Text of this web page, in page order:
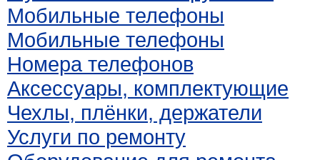
Мобильные телефоны
Мобильные телефоны
Номера телефонов
Аксессуары, комплектующие
Чехлы, плёнки, держатели
Услуги по ремонту